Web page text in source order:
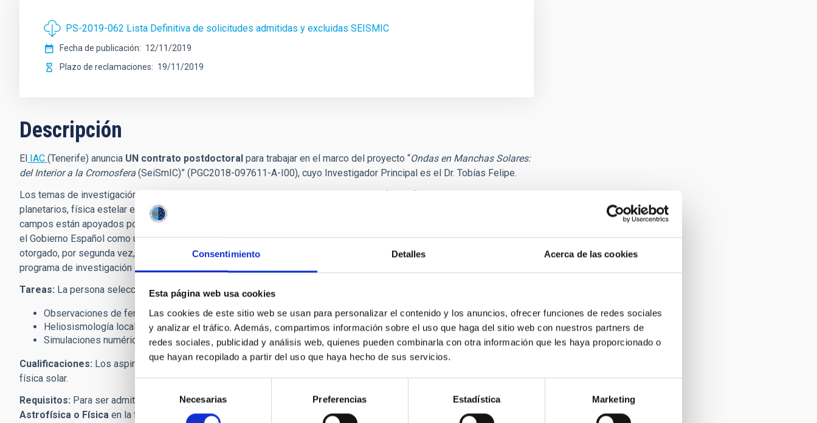
Consentimiento Detalles Acerca de las cookies
Esta página web usa cookies
Las cookies de este sitio web se usan para personalizar el contenido y los anuncios, ofrecer funciones de redes sociales
y analizar el tráfico. Además, compartimos información sobre el uso que haga del sitio web con nuestros partners de
redes sociales, publicidad y análisis web, quienes pueden combinarla con otra información que les haya proporcionado o
que hayan recopilado a partir del uso que haya hecho de sus servicios.
de
consentimiento
Necesarias Preferencias Estadística Marketing
PS-2019-062 Lista Definitiva de solicitudes admitidas y excluidas SEISMIC
Fecha de publicación
12/11/2019
Plazo de reclamaciones
19/11/2019
Descripción
El IAC (Tenerife) anuncia UN contrato postdoctoral para trabajar en el marco del proyecto “Ondas en Manchas Solares:
del Interior a la Cromosfera (SeiSmIC)” (PGC2018-097611-A-I00), cuyo Investigador Principal es el Dr. Tobías Felipe.
Los temas de investigación del IAC incluyen la mayor parte de los campos de la Astrofísica:
física solar, sistemas
planetarios, física estelar e interestelar, formación y evolución de galaxias, y cosmología y astro-partículas. Estos
campos están apoyados por un ambicioso programa de instrumentación.
el Gobierno Español como unCentro de Excelencia Severo Ochoade investigación, un prestigioso reconocimiento
otorgado, por segunda vez, al IAC como centro puntero de investigación en España. Para más información sobre el
programa de investigación del IAC, sus observatorios y el telescopio GTC de 10,4m, véase en la
Tareas: La persona seleccionada llevará a cabo su investigación en uno o varios de los siguientes campos:
Observaciones de fenómenos oscilatorios en regiones activas solares con telescopios terrestres y espaciales.
Heliosismología local de manchas solares.
Simulaciones numéricas de propagación de ondas en regiones activas solares.
Cualificaciones: Los aspirantes deben tener un CV excelente y un amplio historial de publicaciones en el campo de
física solar.
Requisitos: Para ser admitidos en el proceso selectivo, se deberá estar en posesión del
Doctor en
Astrofísica o Física en la fecha de cierre del plazo de presentación ( 10 Noviembre 2019
). Se incluirá copia del título